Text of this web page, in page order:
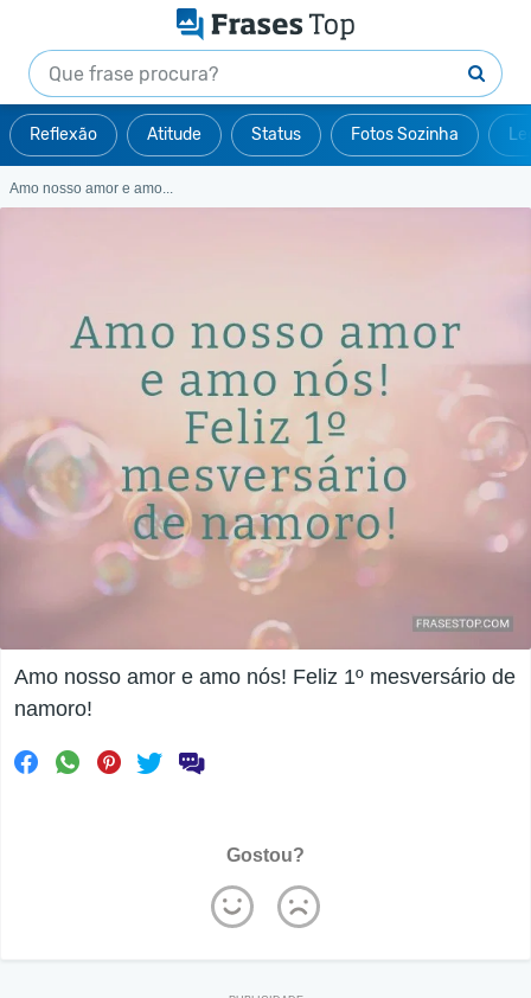
Reflexão Atitude Status Fotos Sozinha
Amo nosso amor e amo...
Amo nosso amor e amo nós! Feliz 1º mesversário de
namoro!
Gostou?